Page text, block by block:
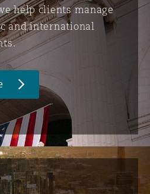
help clients manage
and international